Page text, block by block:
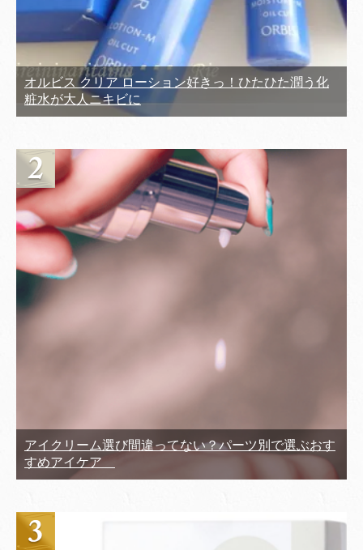
オルビス クリア ローション好きっ！ひたひた潤う化
粧水が大人ニキビに
アイクリーム選び間違ってない？パーツ別で選ぶおす
すめアイケア